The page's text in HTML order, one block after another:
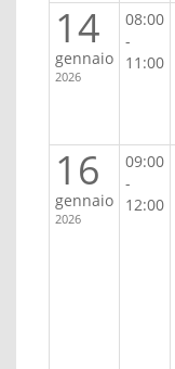
14
gennaio
2026
08:00
-
11:00
16
gennaio
2026
09:00
-
12:00